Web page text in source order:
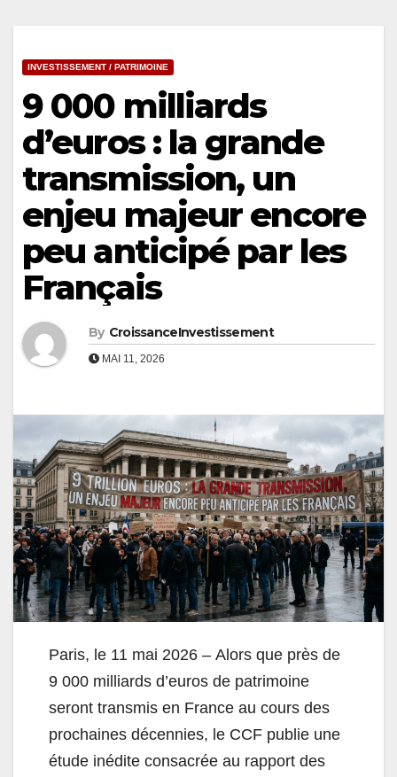
INVESTISSEMENT / PATRIMOINE
9 000 milliards
d’euros : la grande
transmission, un
enjeu majeur encore
peu anticipé par les
Français
By CroissanceInvestissement
MAI 11, 2026
Paris, le 11 mai 2026 – Alors que près de
9 000 milliards d’euros de patrimoine
seront transmis en France au cours des
prochaines décennies, le CCF publie une
étude inédite consacrée au rapport des